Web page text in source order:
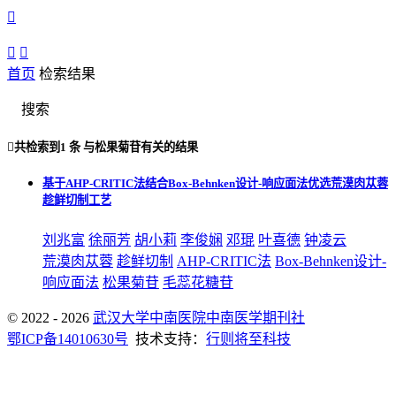

 
首页 检索结果
搜索
共检索到 1 条与松果菊苷有关的结果
基于AHP-CRITIC法结合Box-Behnken设计-响应面法优选荒漠肉苁蓉
趁鲜切制工艺
刘兆富 徐丽芳 胡小莉 李俊娴 邓琨 叶喜德 钟凌云
荒漠肉苁蓉 趁鲜切制 AHP-CRITIC法 Box-Behnken设计-
响应面法 松果菊苷 毛蕊花糖苷
© 2022 - 2026 武汉大学中南医院中南医学期刊社
鄂ICP备14010630号 技术支持： 行则将至科技